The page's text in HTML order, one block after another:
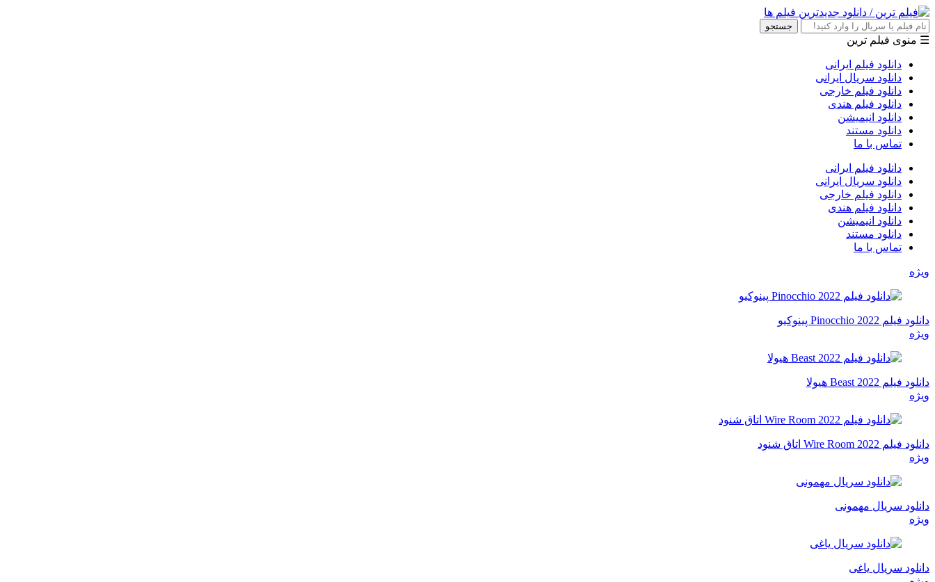
جستجو
☰ منوی فیلم ترین
دانلود فیلم ایرانی
دانلود سریال ایرانی
دانلود فیلم خارجی
دانلود فیلم هندی
دانلود انیمیشن
دانلود مستند
تماس با ما
دانلود فیلم ایرانی
دانلود سریال ایرانی
دانلود فیلم خارجی
دانلود فیلم هندی
دانلود انیمیشن
دانلود مستند
تماس با ما
ویژه
دانلود فیلم Pinocchio 2022 پینوکیو
ویژه
دانلود فیلم Beast 2022 هیولا
ویژه
دانلود فیلم Wire Room 2022 اتاق شنود
ویژه
دانلود سریال مهمونی
ویژه
دانلود سریال یاغی